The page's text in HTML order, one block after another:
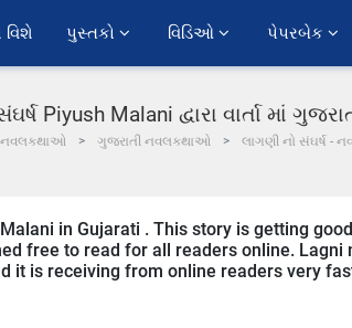
વિશે પુસ્તકો વિડિઓ પેપરબેક
Piyush Malani દ્વારા વાર્તા માં
નવલકથાઓ ગુજરાતી નવલકથાઓ લાગણી નો સંઘર્ષ -
in Gujarati . This story is getting
free to read for all readers online. Lagni
it is receiving from online readers very